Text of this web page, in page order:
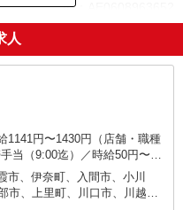
集内容はお問い合わせ
ID：AE0608963652
了
人
1141円〜1430円（店舗・職種
当（9:00迄）／時給50円〜
店舗による）
50円〜250円UP（店舗・時間
・祝日手当／時給100円〜250
市、伊奈町、入間市、小川
市、上里町、川口市、川越